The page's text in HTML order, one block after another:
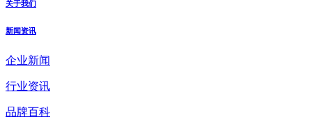
关于我们
新闻资讯
企业新闻
行业资讯
品牌百科